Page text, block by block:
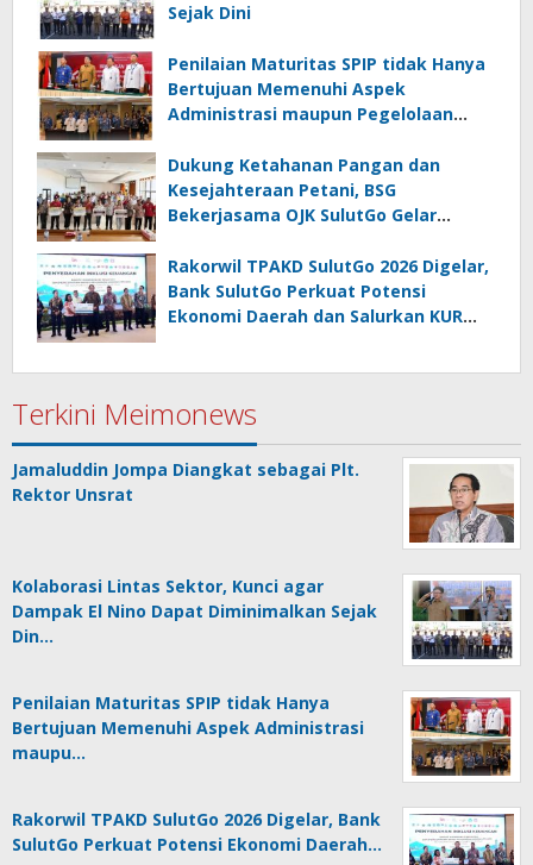
Sejak Dini
Penilaian Maturitas SPIP tidak Hanya
Bertujuan Memenuhi Aspek
Administrasi maupun Pegelolaan
Dukung Ketahanan Pangan dan
Kesejahteraan Petani, BSG
Bekerjasama OJK SulutGo Gelar
Rakorwil TPAKD SulutGo 2026 Digelar,
Bank SulutGo Perkuat Potensi
Ekonomi Daerah dan Salurkan KUR
Terkini Meimonews
Jamaluddin Jompa Diangkat sebagai Plt.
Rektor Unsrat
Kolaborasi Lintas Sektor, Kunci agar
Dampak El Nino Dapat Diminimalkan Sejak
Din…
Penilaian Maturitas SPIP tidak Hanya
Bertujuan Memenuhi Aspek Administrasi
maupu…
Rakorwil TPAKD SulutGo 2026 Digelar, Bank
SulutGo Perkuat Potensi Ekonomi Daerah…